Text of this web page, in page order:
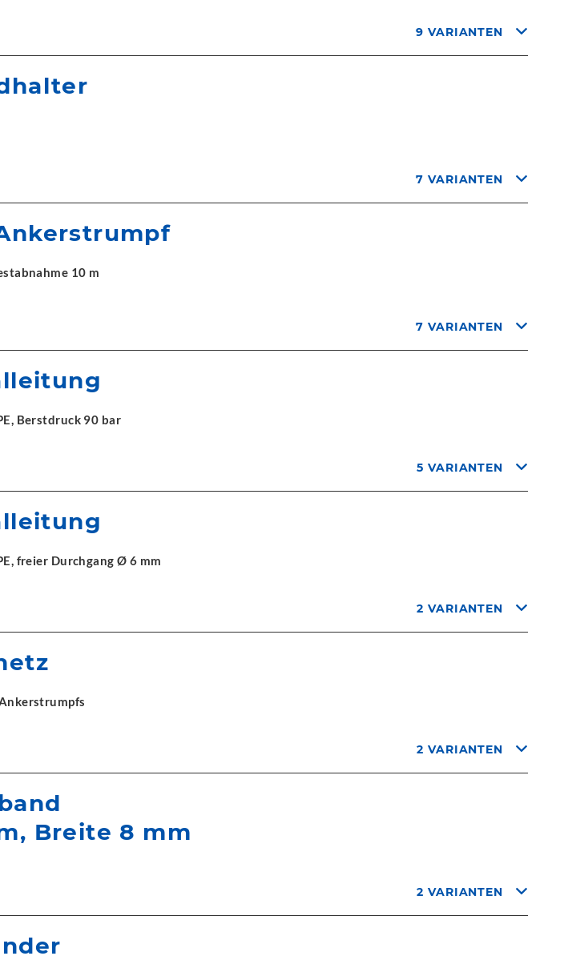
9 VARIANTEN
7 VARIANTEN
10 m
7 VARIANTEN
Berstdruck 90 bar
5 VARIANTEN
freier Durchgang Ø 6 mm
2 VARIANTEN
2 VARIANTEN
Breite 8 mm
2 VARIANTEN